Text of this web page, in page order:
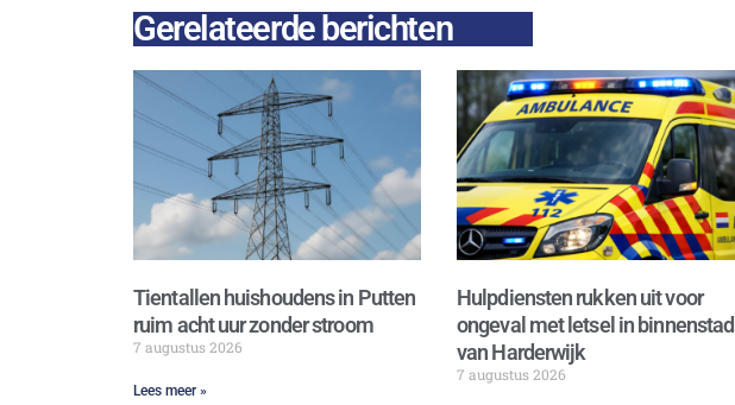
Gerelateerde berichten
Tientallen huishoudens in Putten
ruim acht uur zonder stroom
7 augustus 2026
Lees meer »
Hulpdiensten rukken uit voor
ongeval met letsel in binnenstad
van Harderwijk
7 augustus 2026